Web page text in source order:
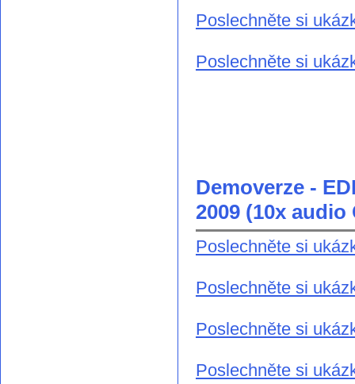
Poslechněte si
Poslechněte si
Demoverze -
2009 (10x audio
Poslechněte si
Poslechněte si
Poslechněte si
Poslechněte si